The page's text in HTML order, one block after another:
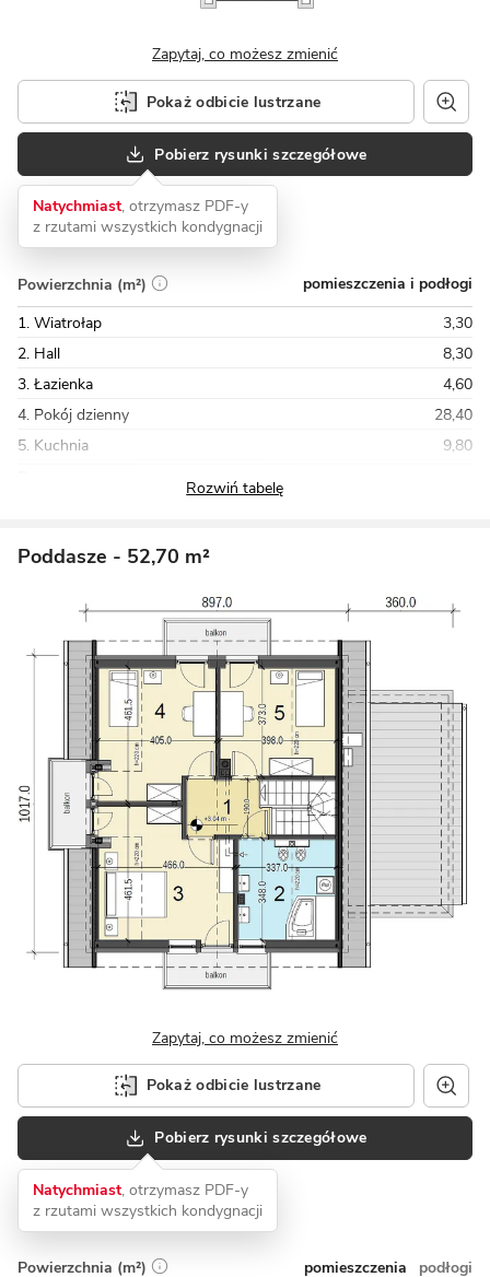
Zapytaj, co możesz zmienić
Pokaż odbicie lustrzane
Pobierz rysunki szczegółowe
Natychmiast, otrzymasz PDF-y
z rzutami wszystkich kondygnacji
Powierzchnia (m²)
pomieszczenia i podłogi
1. Wiatrołap
3,30
2. Hall
8,30
3. Łazienka
4,60
4. Pokój dzienny
28,40
5. Kuchnia
9,80
Poddasze - 52,70 m²
Zapytaj, co możesz zmienić
Pokaż odbicie lustrzane
Pobierz rysunki szczegółowe
Natychmiast, otrzymasz PDF-y
z rzutami wszystkich kondygnacji
Powierzchnia (m²) pomieszczenia podłogi